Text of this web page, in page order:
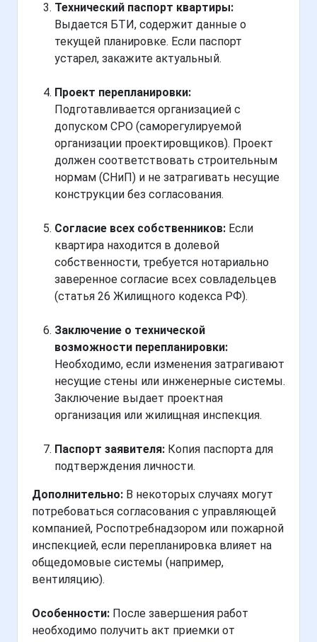
Технический паспорт квартиры:
Выдается БТИ, содержит данные о
текущей планировке. Если паспорт
устарел, закажите актуальный.
Проект перепланировки:
Подготавливается организацией с
допуском СРО (саморегулируемой
организации проектировщиков). Проект
должен соответствовать строительным
нормам (СНиП) и не затрагивать несущие
конструкции без согласования.
Согласие всех собственников: Если
квартира находится в долевой
собственности, требуется нотариально
заверенное согласие всех совладельцев
(статья 26 Жилищного кодекса РФ).
Заключение о технической
возможности перепланировки:
Необходимо, если изменения затрагивают
несущие стены или инженерные системы.
Заключение выдает проектная
организация или жилищная инспекция.
Паспорт заявителя: Копия паспорта для
подтверждения личности.
Дополнительно: В некоторых случаях могут
потребоваться согласования с управляющей
компанией, Роспотребнадзором или пожарной
инспекцией, если перепланировка влияет на
общедомовые системы (например,
вентиляцию).
Особенности: После завершения работ
необходимо получить акт приемки от